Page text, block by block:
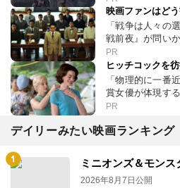
映画ファンはどう
「戦争は人々の
戦前夜』が問い
PR
ヒッチコックを
「物理的に一番
賞女優が体現す
PR
デイリーみたい映画ランキング
ミニオンズ＆モンス
2026年8月7日公開